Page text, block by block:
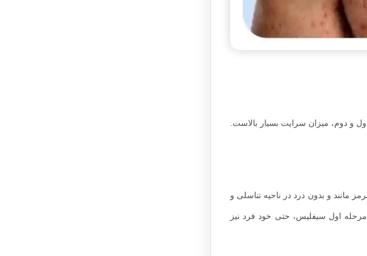
و دوم، میزان سرایت بسیار بالاست.
قرمز مانند و بدون درد در ناحیه تناسلی و
اول سیفلیس، حتی خود فرد نیز